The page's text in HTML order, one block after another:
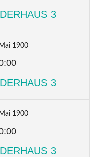
3
1900
3
1900
3